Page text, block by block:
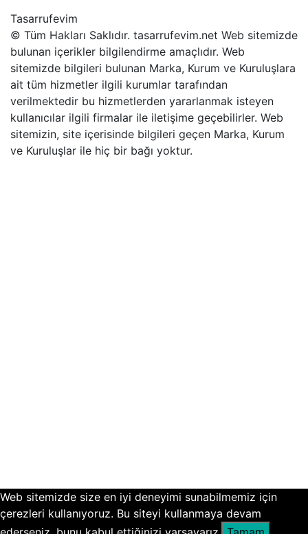
Tasarrufevim
© Tüm Hakları Saklıdır. tasarrufevim.net Web sitemizde
bulunan içerikler bilgilendirme amaçlıdır. Web
sitemizde bilgileri bulunan Marka, Kurum ve Kuruluşlara
ait tüm hizmetler ilgili kurumlar tarafından
verilmektedir bu hizmetlerden yararlanmak isteyen
kullanıcılar ilgili firmalar ile iletişime geçebilirler. Web
sitemizin, site içerisinde bilgileri geçen Marka, Kurum
ve Kuruluşlar ile hiç bir bağı yoktur.
Web sitemizde size en iyi deneyimi sunabilmemiz için
çerezleri kullanıyoruz. Bu siteyi kullanmaya devam